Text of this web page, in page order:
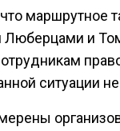
маршрутное
и
ситуации